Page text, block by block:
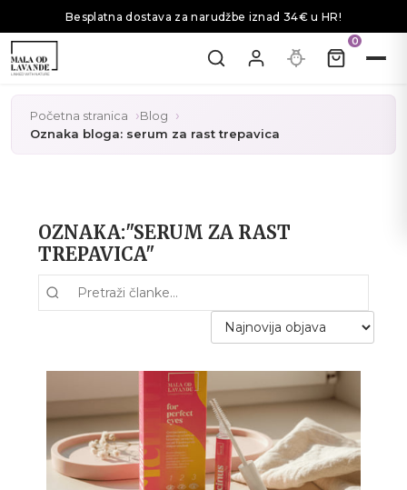
Besplatna dostava za narudžbe iznad 34€ u HR!
0
Početna stranica
Blog
Oznaka bloga: serum za rast trepavica
OZNAKA:"SERUM ZA RAST
TREPAVICA"